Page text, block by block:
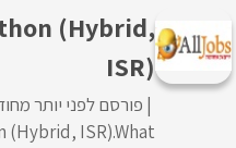
(Hybrid,
ISR)
פורסם לפני יותר
(Hybrid, ISR).What